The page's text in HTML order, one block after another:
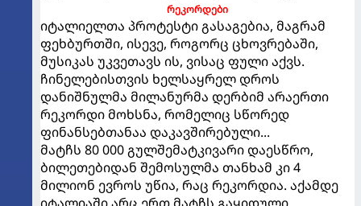
რეკორდები
იტალიელთა პროტესტი გასაგებია, მაგრამ
ფეხბურთში, ისევე, როგორც ცხოვრებაში,
მუსიკას უკვეთავს ის, ვისაც ფული აქვს.
ჩინელებისთვის ხელსაყრელ დროს
დანიშნულმა მილანურმა დერბიმ არაერთი
რეკორდი მოხსნა, რომელიც სწორედ
ფინანსებთანაა დაკავშირებული...
მატჩს 80 000 გულშემატკივარი დაესწრო,
ბილეთებიდან შემოსულმა თანხამ კი 4
მილიონ ევროს უწია, რაც რეკორდია. აქამდე